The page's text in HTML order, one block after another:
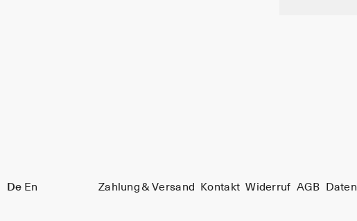
De En Zahlung & Versand Kontakt Widerruf AGB